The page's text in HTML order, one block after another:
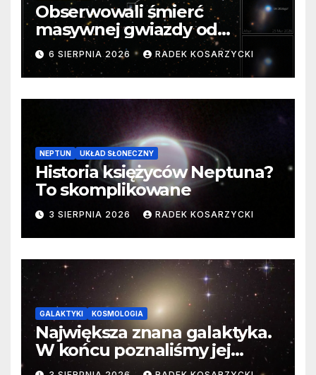
Obserwowali śmierć
masywnej gwiazdy od
samego początku. Niezwykle
cenne dane
6 SIERPNIA 2026 RADEK KOSARZYCKI
NEPTUN UKŁAD SŁONECZNY
Historia księżyców Neptuna?
To skomplikowane
3 SIERPNIA 2026 RADEK KOSARZYCKI
GALAKTYKI KOSMOLOGIA
Największa znana galaktyka.
W końcu poznaliśmy jej
faktyczne wymiary